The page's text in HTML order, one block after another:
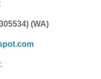
(WA)